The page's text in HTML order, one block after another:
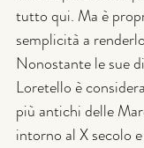
tutto qui. Ma è
semplicità a
Nonostante le sue
Loretello è
più antichi delle
intorno al X secolo